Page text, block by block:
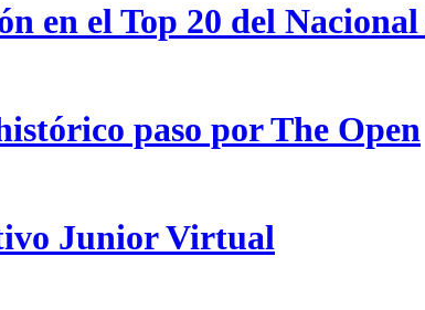
en el Top 20 del
paso por The Open
Junior Virtual